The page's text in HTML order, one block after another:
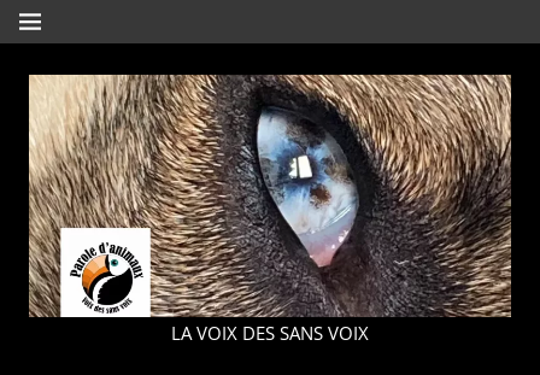
Aller
au
contenu
MENU
PAROLE
LA VOIX DES SANS VOIX